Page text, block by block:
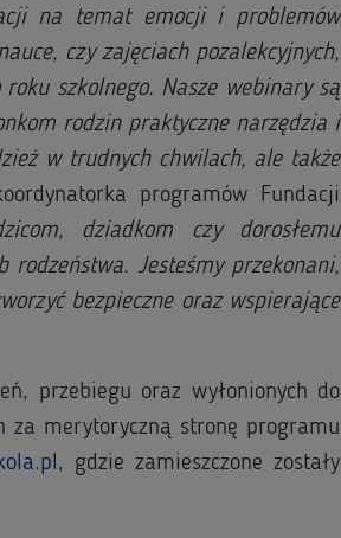
na temat emocji i problemów
czy zajęciach pozalekcyjnych,
szkolnego. Nasze webinary są
rodzin praktyczne narzędzia i
w trudnych chwilach, ale także
programów Fundacji
dziadkom czy dorosłemu
Jesteśmy przekonani,
bezpieczne oraz wspierające
przebiegu oraz wyłonionych do
za merytoryczną stronę programu
, gdzie zamieszczone zostały